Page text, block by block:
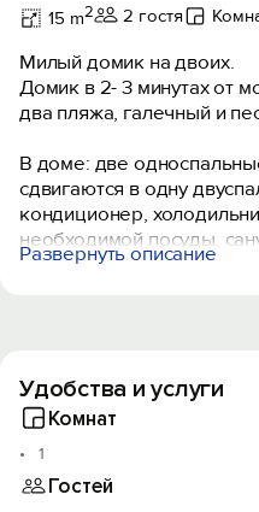
15 m2 2 гостя
Милый домик на двоих.
Домик в 2- 3 минутах от
два пляжа, галечный и
В доме: две
сдвигаются в одну
кондиционер,
необходимой посуды,
подстилка для пляжа,
одном из лучших районов
Рядом море, разные
минуты, до рынка 10
можно идти прямо в
Развернуть описание
Удобства и услуги
Комнат
1
Гостей